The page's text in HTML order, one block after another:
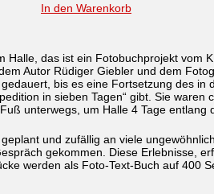
In den Warenkorb
Halle, das ist ein Fotobuchprojekt vom
Autor Rüdiger Giebler und dem
bis es eine Fortsetzung des in
in sieben Tagen“ gibt. Sie waren
unterwegs, um Halle 4 Tage entlang
und zufällig an viele
gekommen. Diese Erlebnisse,
werden als Foto-Text-Buch auf 400